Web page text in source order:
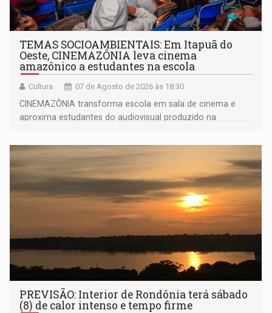
TEMAS SOCIOAMBIENTAIS: Em Itapuã do
Oeste, CINEMAZÔNIA leva cinema
amazônico a estudantes na escola
Cultura 07 de Agosto de 2026 às 18:30
CINEMAZÔNIA transforma escola em sala de cinema e
aproxima estudantes do audiovisual produzido na
PREVISÃO: Interior de Rondônia terá sábado
(8) de calor intenso e tempo firme